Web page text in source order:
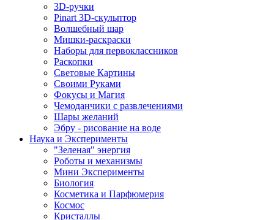
3D-ручки
Pinart 3D-скульптор
Волшебный шар
Мишки-раскраски
Наборы для первоклассников
Раскопки
Световые Картины
Своими Руками
Фокусы и Магия
Чемоданчики с развлечениями
Шары желаний
Эбру - рисование на воде
Наука и Эксперименты
"Зеленая" энергия
Роботы и механизмы
Мини Эксперименты
Биология
Косметика и Парфюмерия
Космос
Кристаллы